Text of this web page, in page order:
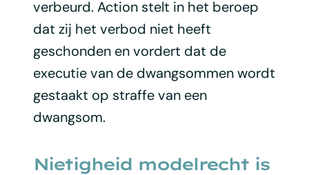
verbeurd. Action stelt in het beroep
dat zij het verbod niet heeft
geschonden en vordert dat de
executie van de dwangsommen wordt
gestaakt op straffe van een
dwangsom.
Nietigheid modelrecht is